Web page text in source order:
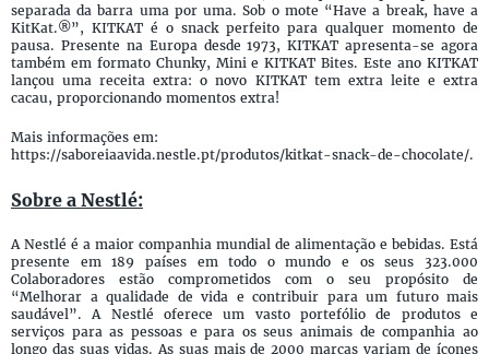
separada da barra uma por uma. Sob o mote “Have a break, have a
KitKat.®”, KITKAT é o snack perfeito para qualquer momento de
pausa. Presente na Europa desde 1973, KITKAT apresenta-se agora
também em formato Chunky, Mini e KITKAT Bites. Este ano KITKAT
lançou uma receita extra: o novo KITKAT tem extra leite e extra
cacau, proporcionando momentos extra!
Mais informações em:
https://saboreiaavida.nestle.pt/produtos/kitkat-snack-de-chocolate/.
Sobre a Nestlé:
A Nestlé é a maior companhia mundial de alimentação e bebidas. Está
presente em 189 países em todo o mundo e os seus 323.000
Colaboradores estão comprometidos com o seu propósito de
“Melhorar a qualidade de vida e contribuir para um futuro mais
saudável”. A Nestlé oferece um vasto portefólio de produtos e
serviços para as pessoas e para os seus animais de companhia ao
longo das suas vidas. As suas mais de 2000 marcas variam de ícones